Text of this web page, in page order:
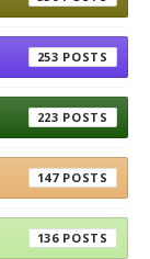
253
223
147
136